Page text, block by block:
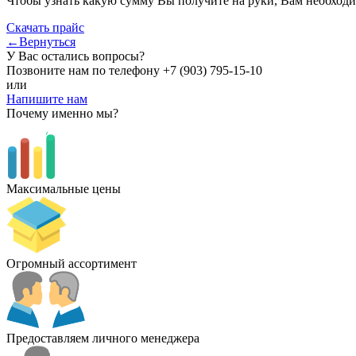
Скачать прайс
←Вернуться
У Вас остались вопросы?
Позвоните нам по телефону +7 (903) 795-15-10
или
Напишите нам
Почему именно мы?
Максимальные цены
Огромный ассортимент
Предоставляем личного менеджера